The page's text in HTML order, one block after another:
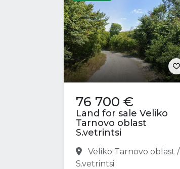
76 700 €
Land for sale Veliko
Tarnovo oblast
S.vetrintsi
Veliko Tarnovo oblast /
S.vetrintsi